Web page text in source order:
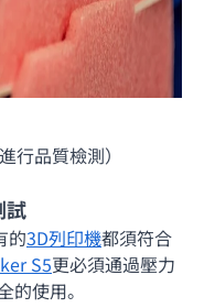
行品質檢測）
試
的3D列印機都須符合
S5更必須通過壓力
使用。